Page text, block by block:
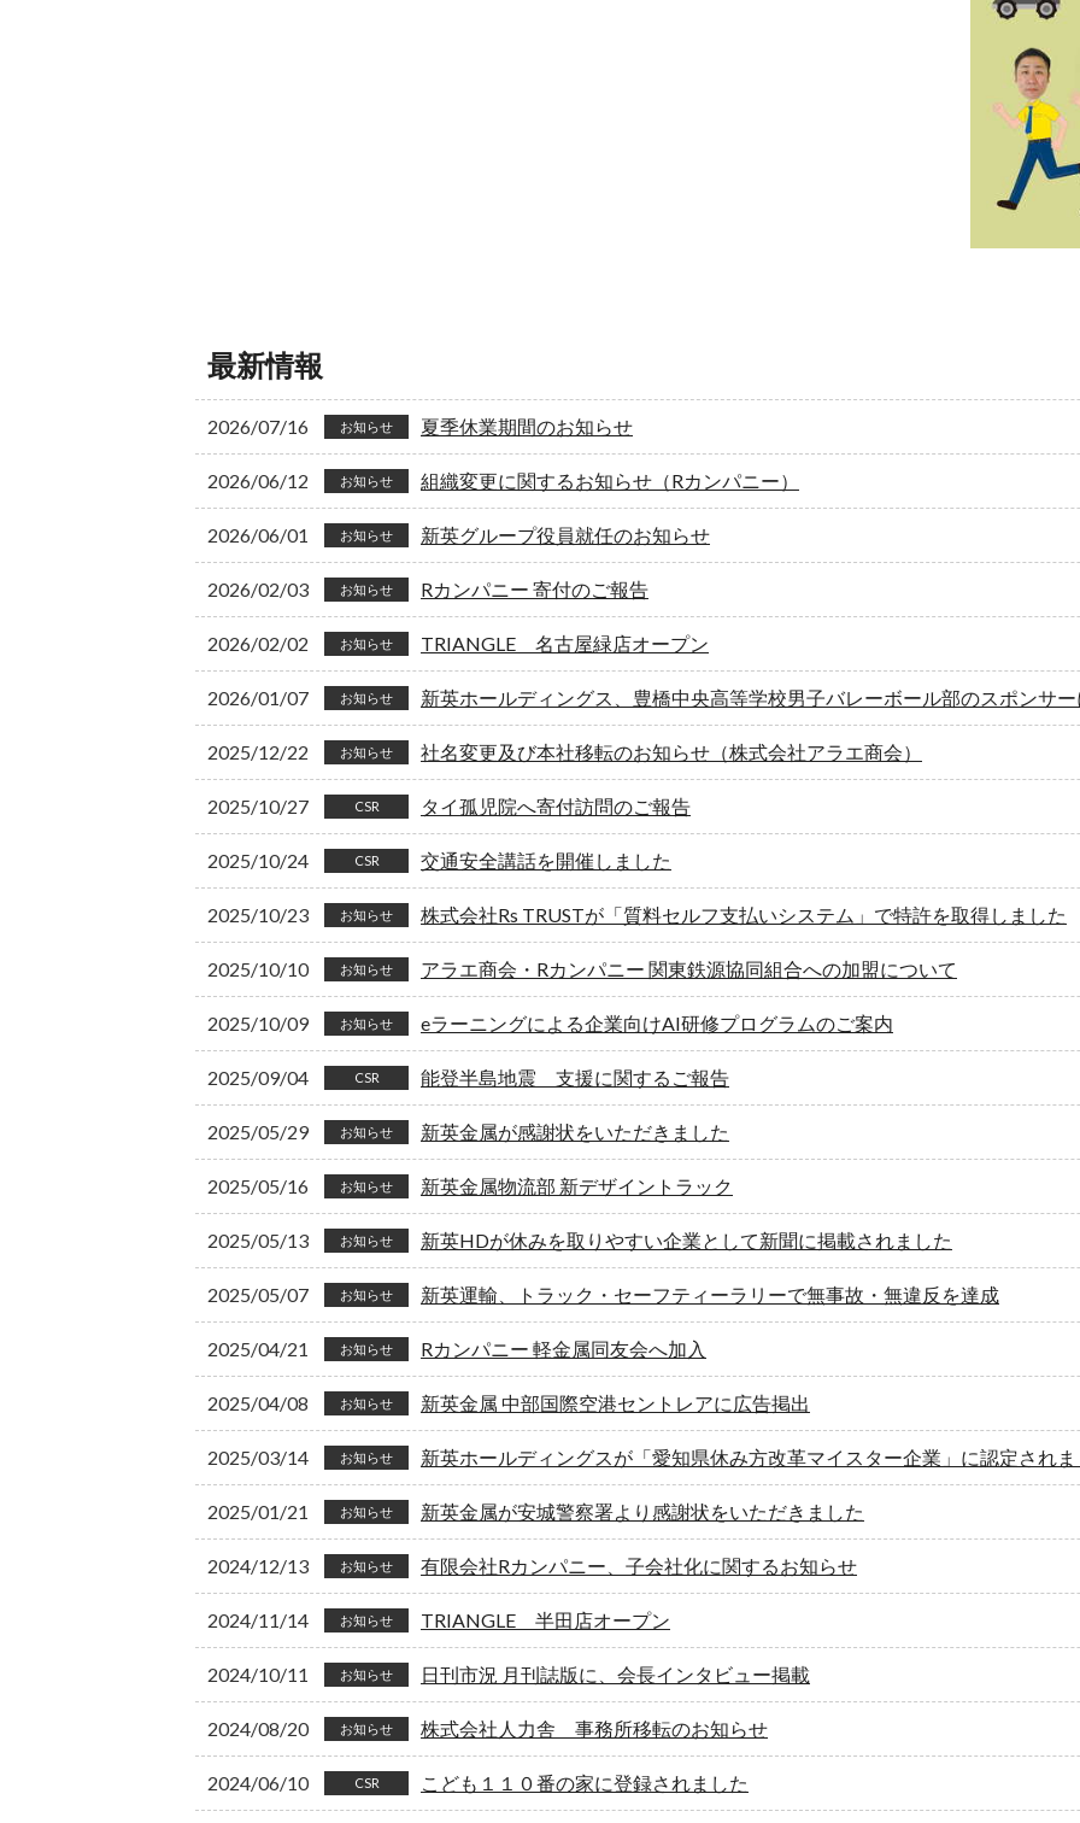
最新情報
2026/07/16 お知らせ 夏季休業期間のお知らせ
2026/06/12 お知らせ 組織変更に関するお知らせ（Rカンパニー）
2026/06/01 お知らせ 新英グループ役員就任のお知らせ
2026/02/03 お知らせ Rカンパニー 寄付のご報告
2026/02/02 お知らせ TRIANGLE 名古屋緑店オープン
2026/01/07 お知らせ 新英ホールディングス、豊橋中央高等学校男子バレーボール部のスポンサ
2025/12/22 お知らせ 社名変更及び本社移転のお知らせ（株式会社アラエ商会）
2025/10/27 CSR タイ孤児院へ寄付訪問のご報告
2025/10/24 CSR 交通安全講話を開催しました
2025/10/23 お知らせ 株式会社Rs TRUSTが「質料セルフ支払いシステム」で特許を取得しました
2025/10/10 お知らせ アラエ商会・Rカンパニー 関東鉄源協同組合への加盟について
2025/10/09 お知らせ eラーニングによる企業向けAI研修プログラムのご案内
2025/09/04 CSR 能登半島地震 支援に関するご報告
2025/05/29 お知らせ 新英金属が感謝状をいただきました
2025/05/16 お知らせ 新英金属物流部 新デザイントラック
2025/05/13 お知らせ 新英HDが休みを取りやすい企業として新聞に掲載されました
2025/05/07 お知らせ 新英運輸、トラック・セーフティーラリーで無事故・無違反を達成
2025/04/21 お知らせ Rカンパニー 軽金属同友会へ加入
2025/04/08 お知らせ 新英金属 中部国際空港セントレアに広告掲出
2025/03/14 お知らせ 新英ホールディングスが「愛知県休み方改革マイスター企業」に認定され
2025/01/21 お知らせ 新英金属が安城警察署より感謝状をいただきました
2024/12/13 お知らせ 有限会社Rカンパニー、子会社化に関するお知らせ
2024/11/14 お知らせ TRIANGLE 半田店オープン
2024/10/11 お知らせ 日刊市況 月刊誌版に、会長インタビュー掲載
2024/08/20 お知らせ 株式会社人力舎 事務所移転のお知らせ
2024/06/10 CSR こども１１０番の家に登録されました